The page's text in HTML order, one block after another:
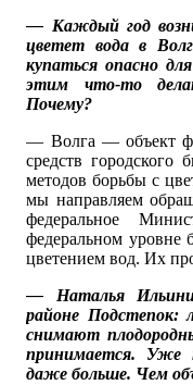
— Каждый год
цветет вода в
купаться опасно
этим что-то
Почему?
— Волга — объект
средств городского
методов борьбы с
мы направляем
федеральное
федеральном уровне
цветением вод. Их
— Наталья
районе
снимают
принимается. Уже
даже больше. Чем